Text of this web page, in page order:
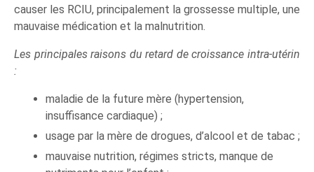
causer les RCIU, principalement la grossesse multiple, une
mauvaise médication et la malnutrition.
Les principales raisons du retard de croissance intra-utérin
:
maladie de la future mère (hypertension,
insuffisance cardiaque) ;
usage par la mère de drogues, d’alcool et de tabac ;
mauvaise nutrition, régimes stricts, manque de